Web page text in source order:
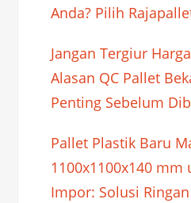
Anda? Pilih
Jangan Tergiur
Alasan QC Pallet
Penting Sebelum
Pallet Plastik Baru
1100x1100x140 mm
Impor: Solusi